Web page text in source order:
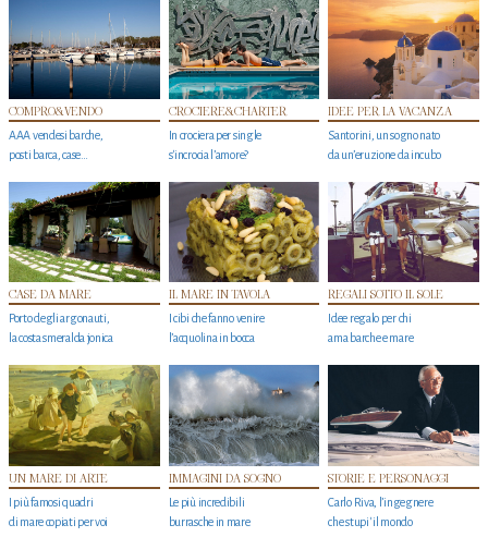
COMPRO&VENDO
AAA vendesi barche,
posti barca, case…
CROCIERE&CHARTER
In crociera per single
s'incrocia l’amore?
IDEE PER LA VACANZA
Santorini, un sogno nato
da un’eruzione da incubo
CASE DA MARE
Porto degli argonauti,
la costa smeralda jonica
IL MARE IN TAVOLA
I cibi che fanno venire
l’acquolina in bocca
REGALI SOTTO IL SOLE
Idee regalo per chi
ama barche e mare
UN MARE DI ARTE
I più famosi quadri
di mare copiati per voi
IMMAGINI DA SOGNO
Le più incredibili
burrasche in mare
STORIE E PERSONAGGI
Carlo Riva, l’ingegnere
che stupi' il mondo